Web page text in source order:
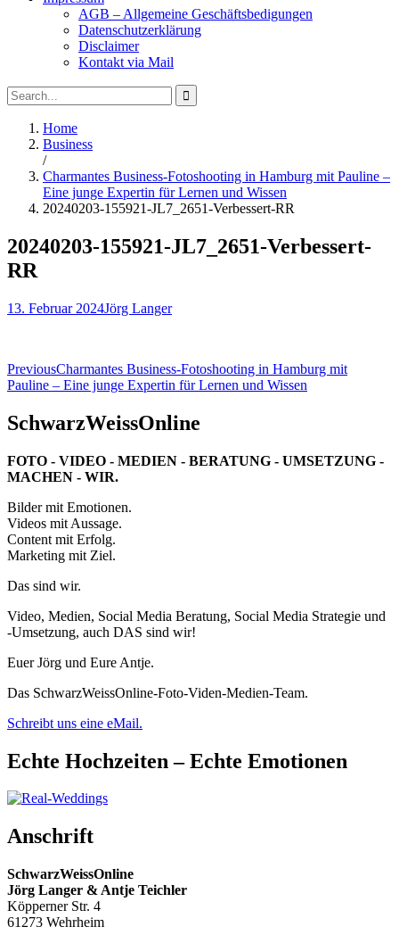
AGB – Allgemeine Geschäftsbedigungen
Datenschutzerklärung
Disclaimer
Kontakt via Mail
Search
Search
for:
Home
Business
/
Charmantes Business-Fotoshooting in Hamburg mit Pauline –
Eine junge Expertin für Lernen und Wissen
20240203-155921-JL7_2651-Verbessert-RR
20240203-155921-JL7_2651-Verbessert-
RR
13. Februar 2024Jörg Langer
Beitragsnavigation
PreviousCharmantes Business-Fotoshooting in Hamburg mit
Pauline – Eine junge Expertin für Lernen und Wissen
SchwarzWeissOnline
FOTO - VIDEO - MEDIEN - BERATUNG - UMSETZUNG -
MACHEN - WIR.
Bilder mit Emotionen.
Videos mit Aussage.
Content mit Erfolg.
Marketing mit Ziel.
Das sind wir.
Video, Medien, Social Media Beratung, Social Media Strategie und
-Umsetzung, auch DAS sind wir!
Euer Jörg und Eure Antje.
Das SchwarzWeissOnline-Foto-Viden-Medien-Team.
Schreibt uns eine eMail.
Echte Hochzeiten – Echte Emotionen
Anschrift
SchwarzWeissOnline
Jörg Langer & Antje Teichler
Köpperner Str. 4
61273 Wehrheim